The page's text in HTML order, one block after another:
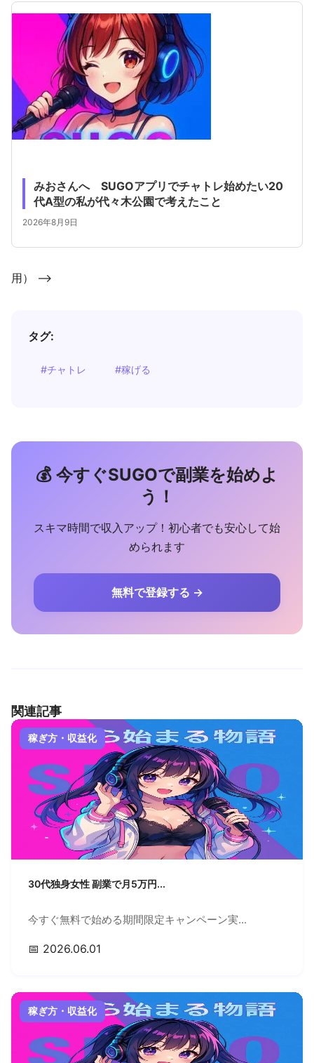
みおさんへ SUGOアプリでチャトレ始めたい20
代A型の私が代々木公園で考えたこと
2026年8月9日
用） -->
タグ:
#チャトレ #稼げる
💰 今すぐSUGOで副業を始めよ
う！
スキマ時間で収入アップ！初心者でも安心して始
められます
無料で登録する →
関連記事
稼ぎ方・収益化
30代独身女性 副業で月5万円...
今すぐ無料で始める期間限定キャンペーン実...
📅 2026.06.01
稼ぎ方・収益化